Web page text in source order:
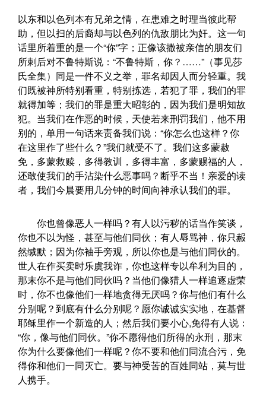
以东和以色列本有兄弟之情，在患难之时理当彼此帮
助，但以扫的后裔却与以色列的仇敌朋比为奸。这一句
话里所着重的是一个“你”字；正像该撒被亲信的朋友们
所剌后对不鲁特斯说：“不鲁特斯，你？……”（事见莎
氏全集）同是一件不义之举，罪名却因人而分轻重。我
们既被神所特别看重，特别拣选，若犯了罪，我们的罪
就得加等；我们的罪是重大昭彰的，因为我们是明知故
犯。当我们在作恶的时候，天使若来刑罚我们，他不用
别的，单用一句话来责备我们说：“你怎么也这样？你
在这里作了些什么？”我们就受不了。我们这多蒙赦
免，多蒙救赎，多得教训，多得丰富，多蒙赐福的人，
还敢使我们的手沾染什么恶事吗？断乎不当！亲爱的读
者，我们今晨要用几分钟的时间向神承认我们的罪。
你也曾像恶人一样吗？有人以污秽的话当作笑谈，
你也不以为怪，甚至与他们同伙；有人辱骂神，你只赧
然缄默；因为你袖手旁观，所以你也是与他们同伙的。
世人在作买卖时乐虞我诈，你也这样专以牟利为目的，
那末你不是与他们同伙吗？当他们像猎人一样追逐虚荣
时，你不也像他们一样地贪得无厌吗？你与他们有什么
分别呢？到底有什么分别呢？愿你诚诚实实地，在基督
耶稣里作一个新造的人；然后我们要小心,免得有人说：
“你，像与他们同伙。”你不愿得他们所得的永刑，那末
你为什么要像他们一样呢？你不要和他们同流合污，免
得你和他们一同灭亡。要与神受苦的百姓同站，莫与世
人携手。